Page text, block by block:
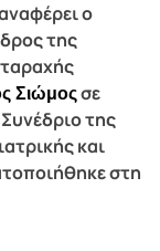
ο
της
Σιώμοςσε
της
και
στη